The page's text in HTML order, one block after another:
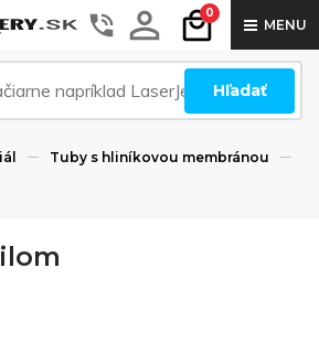
0
MENU
Hľadať
Tuby s hliníkovou membránou